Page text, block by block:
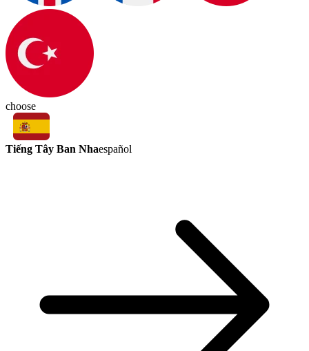
choose
Tiếng Tây Ban Nhaespañol